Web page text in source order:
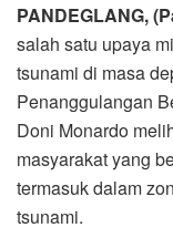
PANDEGLANG,
salah satu upaya
tsunami di masa
Penanggulangan
Doni Monardo
masyarakat yang
termasuk dalam
tsunami.